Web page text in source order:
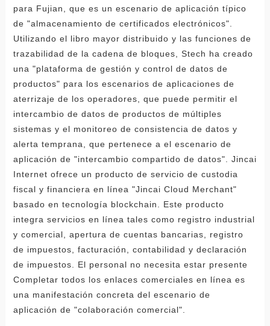
para Fujian, que es un escenario de aplicación típico
de "almacenamiento de certificados electrónicos".
Utilizando el libro mayor distribuido y las funciones de
trazabilidad de la cadena de bloques, Stech ha creado
una "plataforma de gestión y control de datos de
productos" para los escenarios de aplicaciones de
aterrizaje de los operadores, que puede permitir el
intercambio de datos de productos de múltiples
sistemas y el monitoreo de consistencia de datos y
alerta temprana, que pertenece a el escenario de
aplicación de "intercambio compartido de datos". Jincai
Internet ofrece un producto de servicio de custodia
fiscal y financiera en línea "Jincai Cloud Merchant"
basado en tecnología blockchain. Este producto
integra servicios en línea tales como registro industrial
y comercial, apertura de cuentas bancarias, registro
de impuestos, facturación, contabilidad y declaración
de impuestos. El personal no necesita estar presente
Completar todos los enlaces comerciales en línea es
una manifestación concreta del escenario de
aplicación de "colaboración comercial".